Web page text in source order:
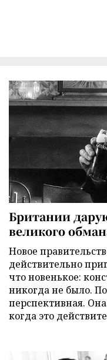
Британии
великого
Новое
действительно
что новенькое:
никогда не было.
перспективная.
когда это